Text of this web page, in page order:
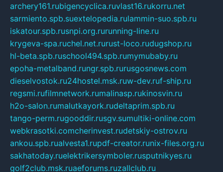
archery161.rubigencyclica.ruvlast16.rukorru.net
sarmiento.spb.suextelopedia.rulammin-suo.spb.ru
iskatour.spb.rusnpi.org.rurunning-line.ru
krygeva-spa.ruchel.net.rurust-loco.rudugshop.ru
hl-beta.spb.ruschool494.spb.rumymubaby.ru
epoha-metalband.rungr.spb.rurusgosnews.com
dieselvostok.ru24hostel.msk.ruw-dev.ruf-ship.ru
regsmi.rufilmnetwork.rumalinasp.rukinosvin.ru
h2o-salon.rumalutkayork.rudeltaprim.spb.ru
tango-perm.rugooddir.rusgv.sumultiki-online.com
webkrasotki.comcherinvest.rudetskiy-ostrov.ru
ankou.spb.rualvesta1.rupdf-creator.runix-files.org.ru
sakhatoday.ruelektrikersymboler.rusputnikyes.ru
golf2club.msk.ruaeforums.ruzallclub.ru